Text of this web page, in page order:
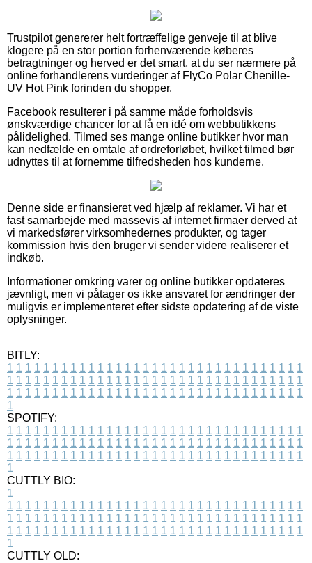
Trustpilot genererer helt fortræffelige genveje til at blive
klogere på en stor portion forhenværende køberes
betragtninger og herved er det smart, at du ser nærmere på
online forhandlerens vurderinger af FlyCo Polar Chenille-
UV Hot Pink forinden du shopper.
Facebook resulterer i på samme måde forholdsvis
ønskværdige chancer for at få en idé om webbutikkens
pålidelighed. Tilmed ses mange online butikker hvor man
kan nedfælde en omtale af ordreforløbet, hvilket tilmed bør
udnyttes til at fornemme tilfredsheden hos kunderne.
Denne side er finansieret ved hjælp af reklamer. Vi har et
fast samarbejde med massevis af internet firmaer derved at
vi markedsfører virksomhedernes produkter, og tager
kommission hvis den bruger vi sender videre realiserer et
indkøb.
Informationer omkring varer og online butikker opdateres
jævnligt, men vi påtager os ikke ansvaret for ændringer der
muligvis er implementeret efter sidste opdatering af de viste
oplysninger.
BITLY:
1 1 1 1 1 1 1 1 1 1 1 1 1 1 1 1 1 1 1 1 1 1 1 1 1 1 1 1 1 1 1 1 1
1 1 1 1 1 1 1 1 1 1 1 1 1 1 1 1 1 1 1 1 1 1 1 1 1 1 1 1 1 1 1 1 1
1 1 1 1 1 1 1 1 1 1 1 1 1 1 1 1 1 1 1 1 1 1 1 1 1 1 1 1 1 1 1 1 1
1
SPOTIFY:
1 1 1 1 1 1 1 1 1 1 1 1 1 1 1 1 1 1 1 1 1 1 1 1 1 1 1 1 1 1 1 1 1
1 1 1 1 1 1 1 1 1 1 1 1 1 1 1 1 1 1 1 1 1 1 1 1 1 1 1 1 1 1 1 1 1
1 1 1 1 1 1 1 1 1 1 1 1 1 1 1 1 1 1 1 1 1 1 1 1 1 1 1 1 1 1 1 1 1
1
CUTTLY BIO:
1
1 1 1 1 1 1 1 1 1 1 1 1 1 1 1 1 1 1 1 1 1 1 1 1 1 1 1 1 1 1 1 1 1
1 1 1 1 1 1 1 1 1 1 1 1 1 1 1 1 1 1 1 1 1 1 1 1 1 1 1 1 1 1 1 1 1
1 1 1 1 1 1 1 1 1 1 1 1 1 1 1 1 1 1 1 1 1 1 1 1 1 1 1 1 1 1 1 1 1
1
CUTTLY OLD: